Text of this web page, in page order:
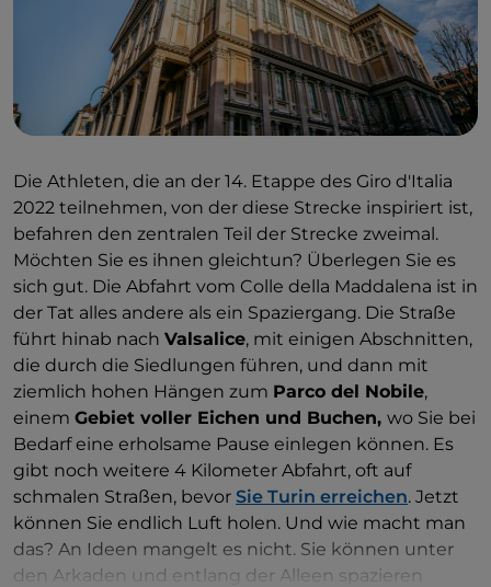
Die Athleten, die an der 14. Etappe des Giro d'Italia
2022 teilnehmen, von der diese Strecke inspiriert ist,
befahren den zentralen Teil der Strecke zweimal.
Möchten Sie es ihnen gleichtun? Überlegen Sie es
sich gut. Die Abfahrt vom Colle della Maddalena ist in
der Tat alles andere als ein Spaziergang. Die Straße
führt hinab nach Valsalice, mit einigen Abschnitten,
die durch die Siedlungen führen, und dann mit
ziemlich hohen Hängen zum Parco del Nobile,
einem Gebiet voller Eichen und Buchen, wo Sie bei
Bedarf eine erholsame Pause einlegen können. Es
gibt noch weitere 4 Kilometer Abfahrt, oft auf
schmalen Straßen, bevor Sie Turin erreichen. Jetzt
können Sie endlich Luft holen. Und wie macht man
das? An Ideen mangelt es nicht. Sie können unter
den Arkaden und entlang der Alleen spazieren